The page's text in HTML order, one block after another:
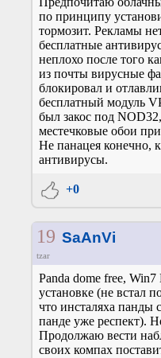
по принципу
тормозит. Рекламы
бесплатные
неплохо после того
из почты вирусные
блокировал и
бесплатный модуль
был закос под
местечковые обои
Не панацея конечно,
антивирусы.
+0
19 SaAnVi
tzar
Panda dome free,
установке (не встал
что инсталяха панды
панде уже респект).
Продолжаю вести
своих компах